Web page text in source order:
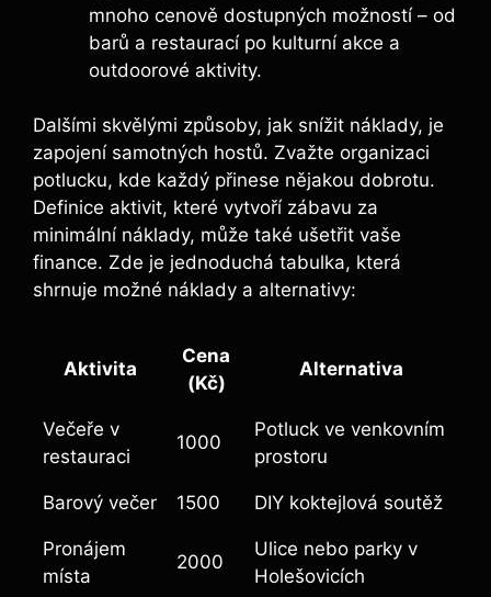
mnoho cenově dostupných možností – od
barů a restaurací po kulturní akce a
outdoorové aktivity.
Dalšími skvělými způsoby, jak snížit náklady, je
zapojení samotných hostů. Zvažte organizaci
potlucku, kde každý přinese nějakou dobrotu.
Definice aktivit, které vytvoří zábavu za
minimální náklady, může také ušetřit vaše
finance. Zde je jednoduchá tabulka, která
shrnuje možné náklady a alternativy:
Aktivita
Cena
(Kč)
Alternativa
Večeře v
restauraci
1000
Potluck ve venkovním
prostoru
Barový večer 1500 DIY koktejlová soutěž
Pronájem
místa
2000
Ulice nebo parky v
Holešovicích